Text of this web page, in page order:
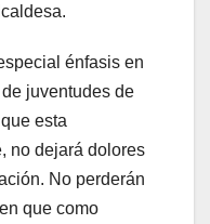
énfasis en
juventudes de
esta
no dejará dolores
No perderán
que como